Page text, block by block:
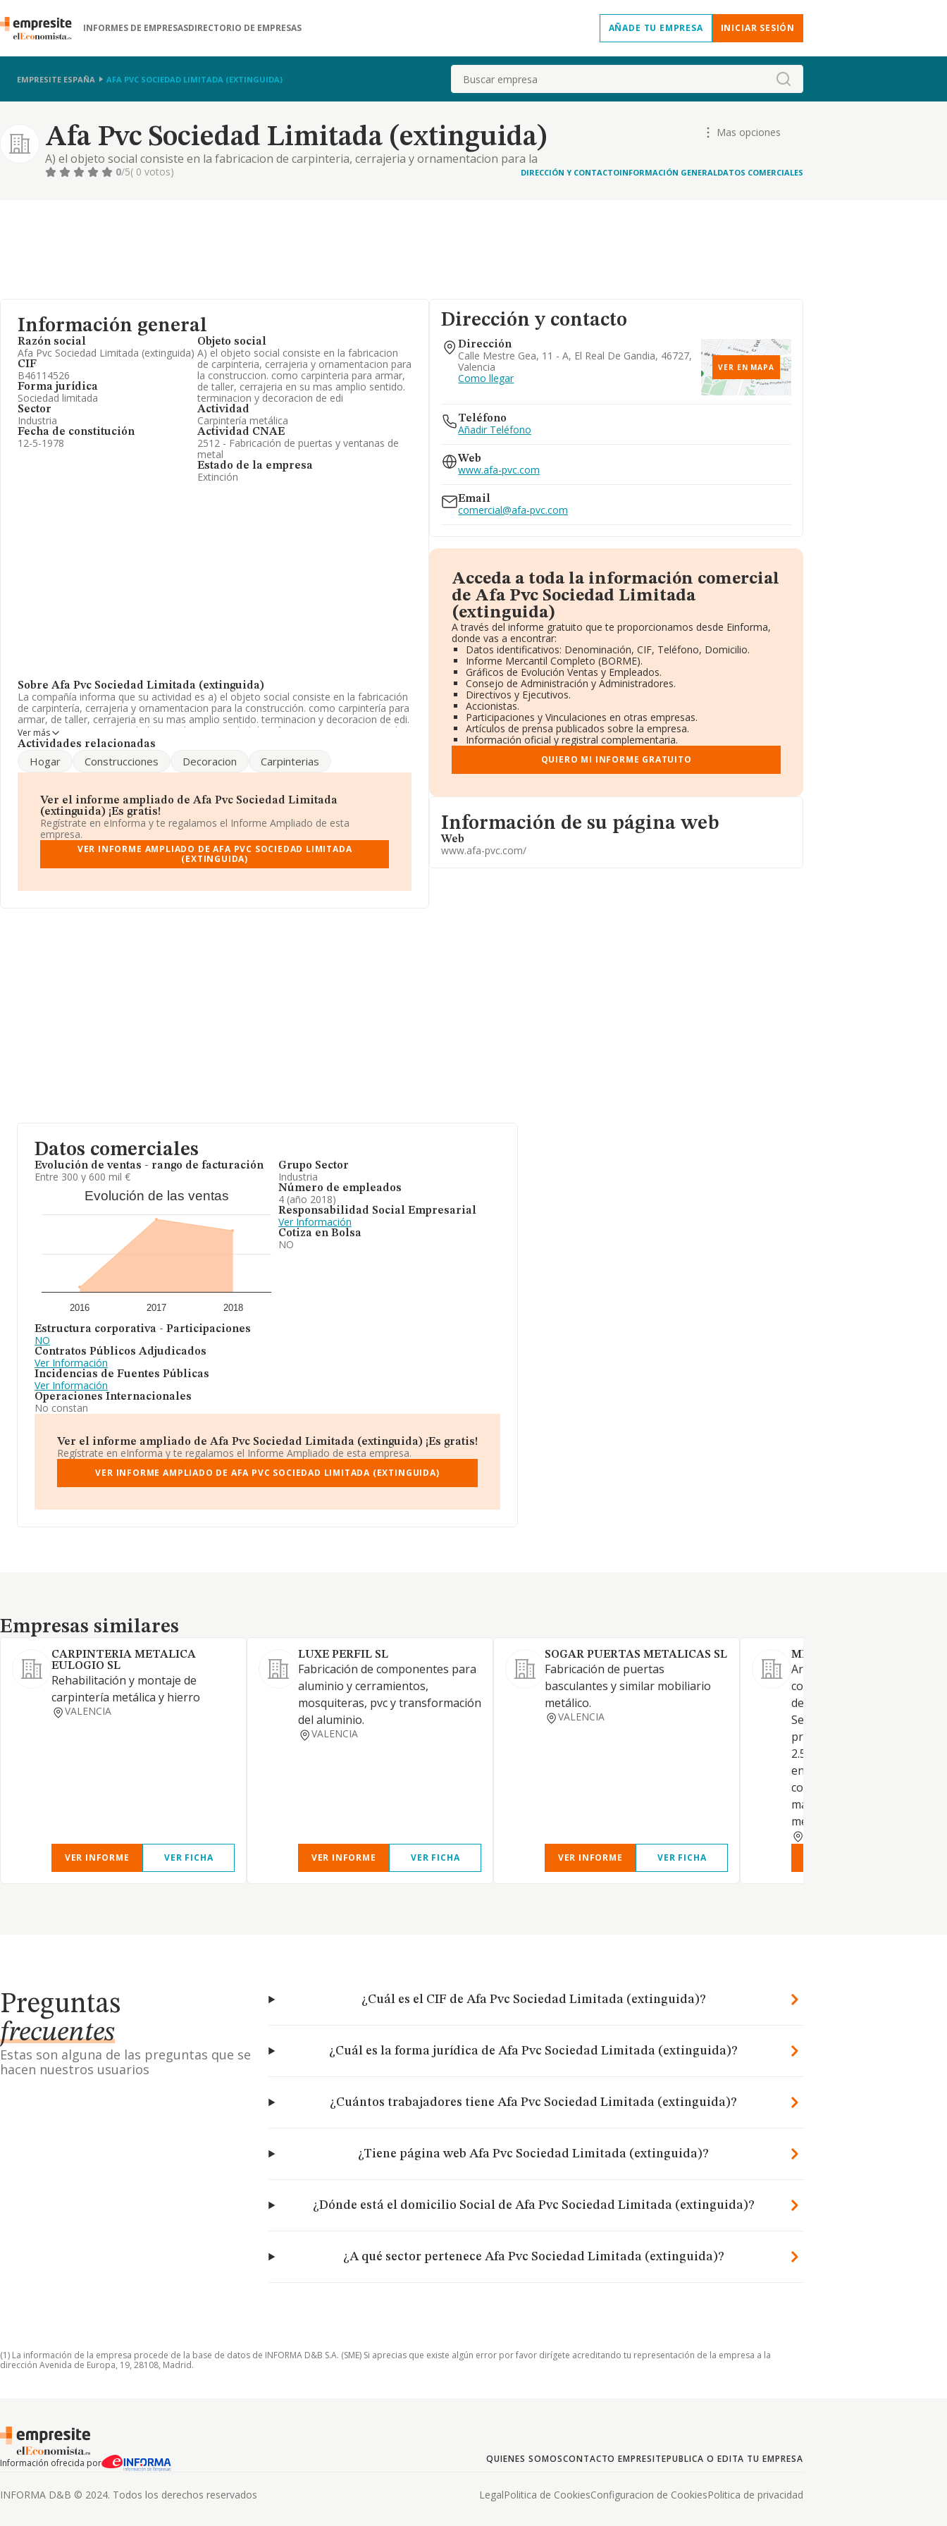
INFORMES DE EMPRESASDIRECTORIO DE EMPRESAS AÑADE TU EMPRESA INICIAR SESIÓN
EMPRESITE ESPAÑA AFA PVC SOCIEDAD LIMITADA (EXTINGUIDA) Buscar
Afa Pvc Sociedad Limitada (extinguida)
A) el objeto social consiste en la fabricacion de carpinteria, cerrajeria y ornamentacion para la
construccion. como carpinteria para armar, de taller, cerrajeria en su mas amplio sentido. terminacion
Mas opciones
0/5( 0 votos) DIRECCIÓN Y CONTACTOINFORMACIÓN GENERALDATOS COMERCIALES
Información general
Razón social
Afa Pvc Sociedad Limitada (extinguida)
CIF
B46114526
Forma jurídica
Sociedad limitada
Sector
Industria
Fecha de constitución
12-5-1978
Objeto social
A) el objeto social consiste en la fabricacion
de carpinteria, cerrajeria y ornamentacion para
la construccion. como carpinteria para armar,
de taller, cerrajeria en su mas amplio sentido.
terminacion y decoracion de edi
Actividad
Carpintería metálica
Actividad CNAE
2512 - Fabricación de puertas y ventanas de
metal
Estado de la empresa
Extinción
Sobre Afa Pvc Sociedad Limitada (extinguida)
La compañía informa que su actividad es a) el objeto social consiste en la fabricación
de carpintería, cerrajeria y ornamentacion para la construcción. como carpintería para
armar, de taller, cerrajeria en su mas amplio sentido. terminacion y decoracion de edi.
La empresa es una Sociedad Limitada. La actividad de referencia CNAE corresponde a
'Fabricación de carpintería metálica', cuyo Código es 2512. La compañía no tiene
La plantilla se ha mantenido igual y según las cifras existentes en la base de datos de
Su email escomercial@afa-pvc.com
pvc.com.
La compañíaAfa Pvc Sociedad Limitada (extinguida), con CIF B46114526, está
situada en Calle Mestre Gea núm. 11 A, (46727), El Real De Gandia, provincia de
Valencia, Comunidad Valenciana.
Con los datos a disposición de INFORMA sobre 19.287 empresas pertenecientes al
Ver más
Actividades relacionadas
Hogar Construcciones Decoracion Carpinterias
Ver el informe ampliado de Afa Pvc Sociedad Limitada
(extinguida) ¡Es gratis!
Regístrate en eInforma y te regalamos el Informe Ampliado de esta
empresa.
VER INFORME AMPLIADO DE AFA PVC SOCIEDAD LIMITADA
(EXTINGUIDA)
Dirección y contacto
Dirección
Calle Mestre Gea, 11 - A, El Real De Gandia, 46727,
Valencia
Como llegar
VER EN MAPA
Teléfono
Añadir Teléfono
Web
www.afa-pvc.com
Email
comercial@afa-pvc.com
Acceda a toda la información comercial
de Afa Pvc Sociedad Limitada
(extinguida)
A través del informe gratuito que te proporcionamos desde Einforma,
donde vas a encontrar:
Datos identificativos: Denominación, CIF, Teléfono, Domicilio.
Informe Mercantil Completo (BORME).
Gráficos de Evolución Ventas y Empleados.
Consejo de Administración y Administradores.
Directivos y Ejecutivos.
Accionistas.
Participaciones y Vinculaciones en otras empresas.
Artículos de prensa publicados sobre la empresa.
Información oficial y registral complementaria.
QUIERO MI INFORME GRATUITO
Informacion de su página web
Información de su página web
Web
www.afa-pvc.com/
Datos comerciales
Evolución de ventas - rango de facturación
Entre 300 y 600 mil €
Evolución de las ventas
2016 2017 2018
Estructura corporativa - Participaciones
NO
Contratos Públicos Adjudicados
Ver Información
Incidencias de Fuentes Públicas
Ver Información
Operaciones Internacionales
No constan
Grupo Sector
Industria
Número de empleados
4 (año 2018)
Responsabilidad Social Empresarial
Ver Información
Cotiza en Bolsa
NO
Ver el informe ampliado de Afa Pvc Sociedad Limitada (extinguida) ¡Es gratis!
Regístrate en eInforma y te regalamos el Informe Ampliado de esta empresa.
VER INFORME AMPLIADO DE AFA PVC SOCIEDAD LIMITADA (EXTINGUIDA)
Empresas similares
Empresas similares
CARPINTERIA METALICA
EULOGIO SL
Rehabilitación y montaje de
carpintería metálica y hierro
VALENCIA
VER INFORME VER FICHA
LUXE PERFIL SL
Fabricación de componentes para
aluminio y cerramientos,
mosquiteras, pvc y transformación
del aluminio.
VALENCIA
VER INFORME VER FICHA
SOGAR PUERTAS METALICAS SL
Fabricación de puertas
basculantes y similar mobiliario
metálico.
VALENCIA
VER INFORME VER FICHA
METALISTERIA SANZ SL.
Artículo 2 . Objeto. De
con el artículo 20 de la Ley
de emprendedores de 27 de
Septiembre, esta sociedad
principalmente el CNAE
2.512 y su objeto social
en: -La fabricación,
comercialización, instalación
mantenimiento de
metálica, aluminio
Preguntas
frecuentes
Estas son alguna de las preguntas que se
hacen nuestros usuarios
¿Cuál es el CIF de Afa Pvc Sociedad Limitada (extinguida)?
¿Cuál es la forma jurídica de Afa Pvc Sociedad Limitada (extinguida)?
¿Cuántos trabajadores tiene Afa Pvc Sociedad Limitada (extinguida)?
¿Tiene página web Afa Pvc Sociedad Limitada (extinguida)?
¿Dónde está el domicilio Social de Afa Pvc Sociedad Limitada (extinguida)?
¿A qué sector pertenece Afa Pvc Sociedad Limitada (extinguida)?
(1) La información de la empresa procede de la base de datos de INFORMA D&B S.A. (SME) Si aprecias que existe algún error por favor dirígete acreditando tu representación de la empresa a la
dirección Avenida de Europa, 19, 28108, Madrid.
Información ofrecida por QUIENES SOMOSCONTACTO EMPRESITEPUBLICA O EDITA TU EMPRESA
INFORMA D&B © 2024. Todos los derechos reservados LegalPolitica de CookiesConfiguracion de CookiesPolitica de privacidad